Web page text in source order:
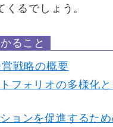
るでしょう。
ること
戦略の概要
フォリオの多様化と
ョンを促進するた